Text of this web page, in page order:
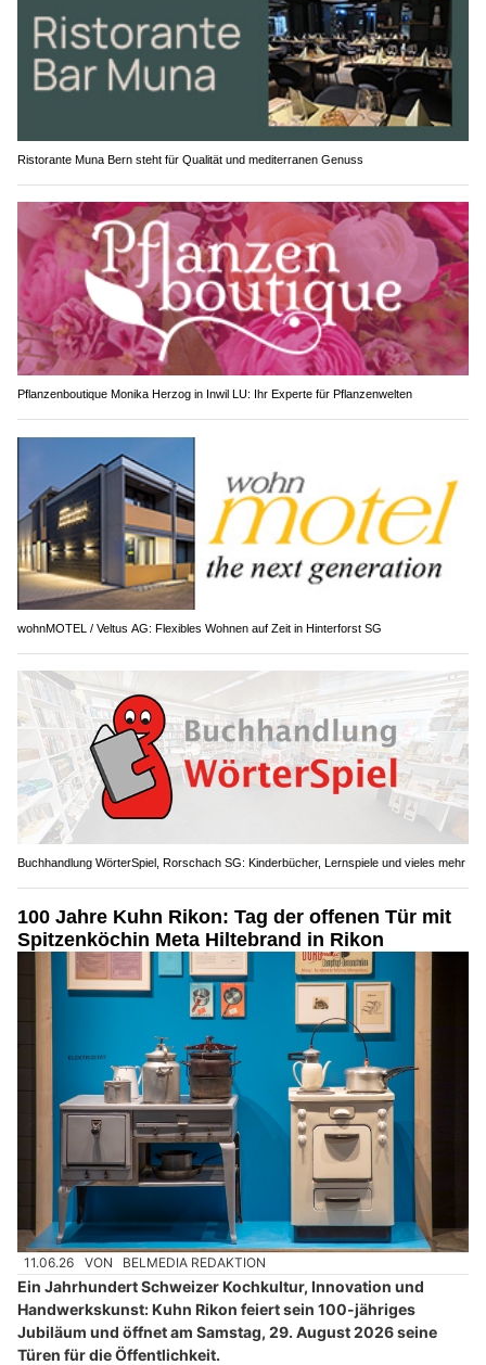
Ristorante Muna Bern steht für Qualität und mediterranen Genuss
Pflanzenboutique Monika Herzog in Inwil LU: Ihr Experte für Pflanzenwelten
wohnMOTEL / Veltus AG: Flexibles Wohnen auf Zeit in Hinterforst SG
Buchhandlung WörterSpiel, Rorschach SG: Kinderbücher, Lernspiele und vieles mehr
100 Jahre Kuhn Rikon: Tag der offenen Tür mit
Spitzenköchin Meta Hiltebrand in Rikon
11.06.26 VON BELMEDIA REDAKTION
Ein Jahrhundert Schweizer Kochkultur, Innovation und
Handwerkskunst: Kuhn Rikon feiert sein 100-jähriges
Jubiläum und öffnet am Samstag, 29. August 2026 seine
Türen für die Öffentlichkeit.